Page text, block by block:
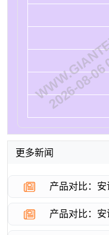
更多新闻
产品对比：
2026-